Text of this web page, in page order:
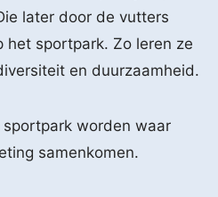
later door de vutters
het sportpark. Zo leren ze
en duurzaamheid.
worden waar
samenkomen.